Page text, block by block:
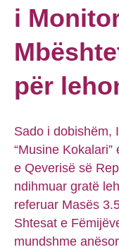
i
për
Sado i dobishëm,
“Musine
e Qeverisë së
ndihmuar gratë
referuar Masës
Shtesat e
mundshme